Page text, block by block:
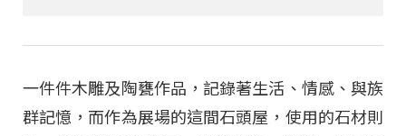
一件件木雕及陶甕作品，記錄著生活、情感、與族
群記憶，而作為展場的這間石頭屋，使用的石材則